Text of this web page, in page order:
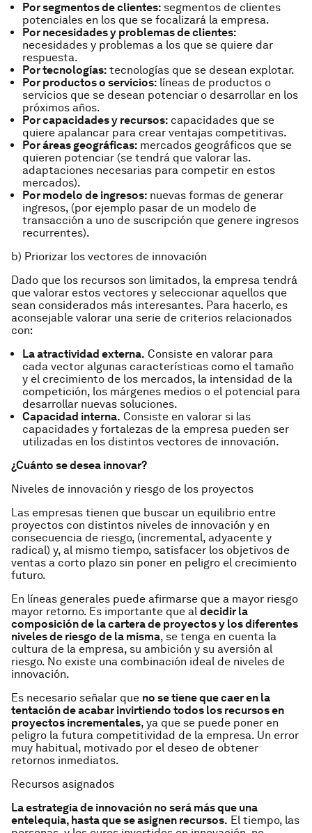
Por segmentos de clientes: segmentos de clientes
potenciales en los que se focalizará la empresa.
Por necesidades y problemas de clientes:
necesidades y problemas a los que se quiere dar
respuesta.
Por tecnologías: tecnologías que se desean explotar.
Por productos o servicios: líneas de productos o
servicios que se desean potenciar o desarrollar en los
próximos años.
Por capacidades y recursos: capacidades que se
quiere apalancar para crear ventajas competitivas.
Por áreas geográficas: mercados geográficos que se
quieren potenciar (se tendrá que valorar las.
adaptaciones necesarias para competir en estos
mercados).
Por modelo de ingresos: nuevas formas de generar
ingresos, (por ejemplo pasar de un modelo de
transacción a uno de suscripción que genere ingresos
recurrentes).
b) Priorizar los vectores de innovación
Dado que los recursos son limitados, la empresa tendrá
que valorar estos vectores y seleccionar aquellos que
sean considerados más interesantes. Para hacerlo, es
aconsejable valorar una serie de criterios relacionados
con:
La atractividad externa. Consiste en valorar para
cada vector algunas características como el tamaño
y el crecimiento de los mercados, la intensidad de la
competición, los márgenes medios o el potencial para
desarrollar nuevas soluciones.
Capacidad interna. Consiste en valorar si las
capacidades y fortalezas de la empresa pueden ser
utilizadas en los distintos vectores de innovación.
¿Cuánto se desea innovar?
Niveles de innovación y riesgo de los proyectos
Las empresas tienen que buscar un equilibrio entre
proyectos con distintos niveles de innovación y en
consecuencia de riesgo, (incremental, adyacente y
radical) y, al mismo tiempo, satisfacer los objetivos de
ventas a corto plazo sin poner en peligro el crecimiento
futuro.
En líneas generales puede afirmarse que a mayor riesgo
mayor retorno. Es importante que al decidir la
composición de la cartera de proyectos y los diferentes
niveles de riesgo de la misma, se tenga en cuenta la
cultura de la empresa, su ambición y su aversión al
riesgo. No existe una combinación ideal de niveles de
innovación.
Es necesario señalar que no se tiene que caer en la
tentación de acabar invirtiendo todos los recursos en
proyectos incrementales, ya que se puede poner en
peligro la futura competitividad de la empresa. Un error
muy habitual, motivado por el deseo de obtener
retornos inmediatos.
Recursos asignados
La estrategia de innovación no será más que una
entelequia, hasta que se asignen recursos. El tiempo, las